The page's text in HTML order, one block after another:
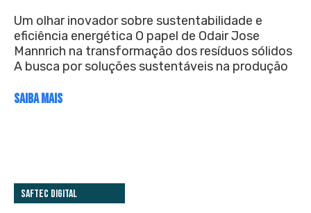
Um olhar inovador sobre sustentabilidade e
eficiência energética O papel de Odair Jose
Mannrich na transformação dos resíduos sólidos
A busca por soluções sustentáveis na produção
SAIBA MAIS
Saftec Digital